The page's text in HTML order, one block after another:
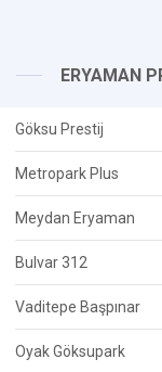
ERYAMAN
Göksu Prestij
Metropark Plus
Meydan Eryaman
Bulvar 312
Vaditepe Başpınar
Oyak Göksupark